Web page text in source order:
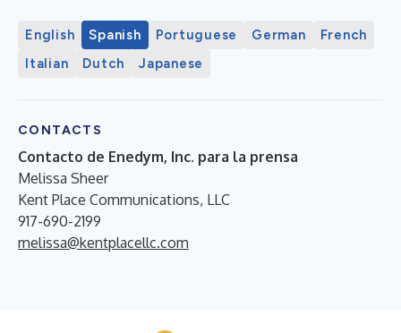
English Spanish Portuguese German
French
Italian
Dutch Japanese
CONTACTS
Contacto de Enedym, Inc. para la prensa
Melissa Sheer
Kent Place Communications, LLC
917-690-2199
melissa@kentplacellc.com